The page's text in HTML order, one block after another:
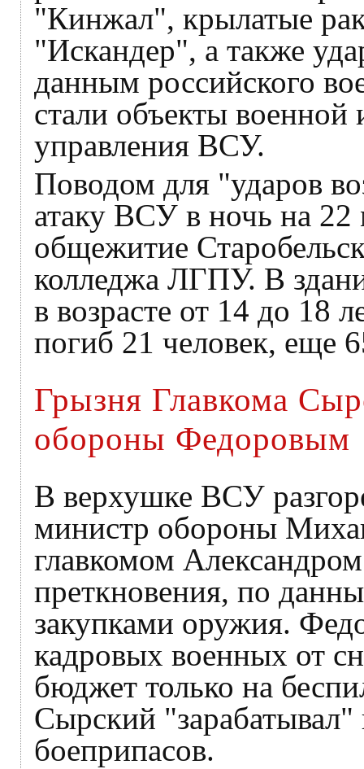
"Кинжал", крылатые
"Искандер", а также
данным российского
стали объекты
управления ВСУ.
Поводом для "ударов
атаку ВСУ в ночь на
общежитие
колледжа ЛГПУ. В
в возрасте от 14 до
погиб 21 человек, еще
Грызня Главкома
обороны Федоровым
В верхушке ВСУ
министр обороны
главкомом
преткновения, по
закупками оружия.
кадровых военных от
бюджет только на
Сырский "зарабатывал"
боеприпасов.